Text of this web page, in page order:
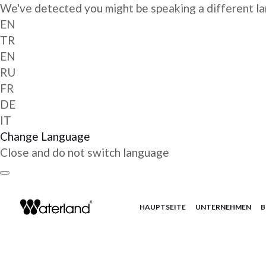
We've detected you might be speaking a different
EN
TR
EN
RU
FR
DE
IT
Change Language
Close and do not switch language
springen
HAUPTSEITE UNTERNEHMEN